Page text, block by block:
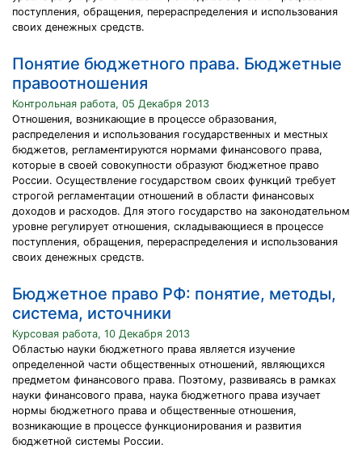
поступления, обращения, перераспределения и использования
своих денежных средств.
Понятие бюджетного права. Бюджетные
правоотношения
Контрольная работа, 05 Декабря 2013
Отношения, возникающие в процессе образования,
распределения и использования государственных и местных
бюджетов, регламентируются нормами финансового права,
которые в своей совокупности образуют бюджетное право
России. Осуществление государством своих функций требует
строгой регламентации отношений в области финансовых
доходов и расходов. Для этого государство на законодательном
уровне регулирует отношения, складывающиеся в процессе
поступления, обращения, перераспределения и использования
своих денежных средств.
Бюджетное право РФ: понятие, методы,
система, источники
Курсовая работа, 10 Декабря 2013
Областью науки бюджетного права является изучение
определенной части общественных отношений, являющихся
предметом финансового права. Поэтому, развиваясь в рамках
науки финансового права, наука бюджетного права изучает
нормы бюджетного права и общественные отношения,
возникающие в процессе функционирования и развития
бюджетной системы России.